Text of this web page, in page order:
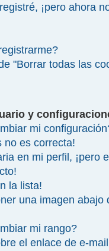
¡pero ahora
"Borrar todas las
y
mi
no es correcta!
en mi perfil, ¡pero
la lista!
una imagen abajo
mi rango?
el enlace de e-